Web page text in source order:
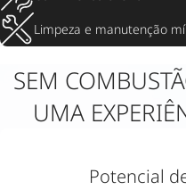
Limpeza e manutenção
SEM
UMA
Potencial